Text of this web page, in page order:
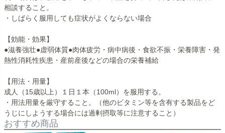
相談すること。
・しばらく服用しても症状がよくならない場合
【効能・効果】
●滋養強壮●虚弱体質●肉体疲労・病中病後・食欲不振・栄養障害・発
熱性消耗性疾患・産前産後などの場合の栄養補給
【用法・用量】
成人（15歳以上）１日１本（100ml）を服用する。
・用法用量を厳守すること。（他のビタミン等を含有する製品をど
うじにしようする場合には過剰摂取等に注意すること）
おすすめ商品